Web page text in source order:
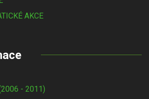
AKCE
- 2011)